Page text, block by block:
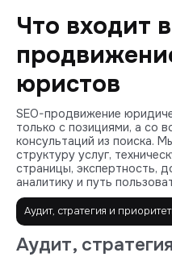
Что входит
юристов
SEO-продвижение
только с позициями, а со
консультаций из поиска.
структуру услуг,
страницы, экспертность,
аналитику и путь
Аудит, стратегия и
Аудит,